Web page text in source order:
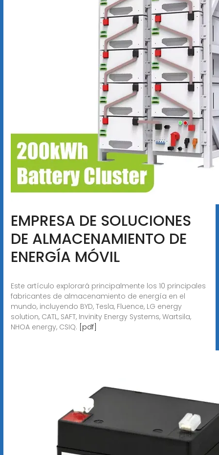
EMPRESA DE SOLUCIONES
DE ALMACENAMIENTO DE
ENERGÍA MÓVIL
Este artículo explorará principalmente los 10 principales
fabricantes de almacenamiento de energía en el
mundo, incluyendo BYD, Tesla, Fluence, LG energy
solution, CATL, SAFT, Invinity Energy Systems, Wartsila,
NHOA energy, CSIQ. [pdf]